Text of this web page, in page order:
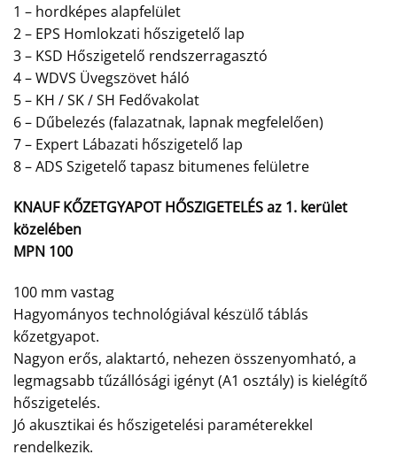
1 – hordképes alapfelület
2 – EPS Homlokzati hőszigetelő lap
3 – KSD Hőszigetelő rendszerragasztó
4 – WDVS Üvegszövet háló
5 – KH / SK / SH Fedővakolat
6 – Dűbelezés (falazatnak, lapnak megfelelően)
7 – Expert Lábazati hőszigetelő lap
8 – ADS Szigetelő tapasz bitumenes felületre
KNAUF KŐZETGYAPOT HŐSZIGETELÉS az 1. kerület
közelében
MPN 100
100 mm vastag
Hagyományos technológiával készülő táblás
kőzetgyapot.
Nagyon erős, alaktartó, nehezen összenyomható, a
legmagsabb tűzállósági igényt (A1 osztály) is kielégítő
hőszigetelés.
Jó akusztikai és hőszigetelési paraméterekkel
rendelkezik.